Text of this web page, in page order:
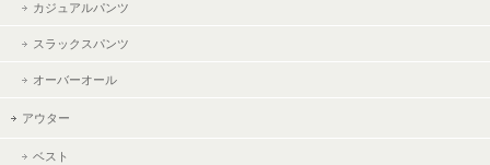
カジュアルパンツ
スラックスパンツ
オーバーオール
アウター
ベスト